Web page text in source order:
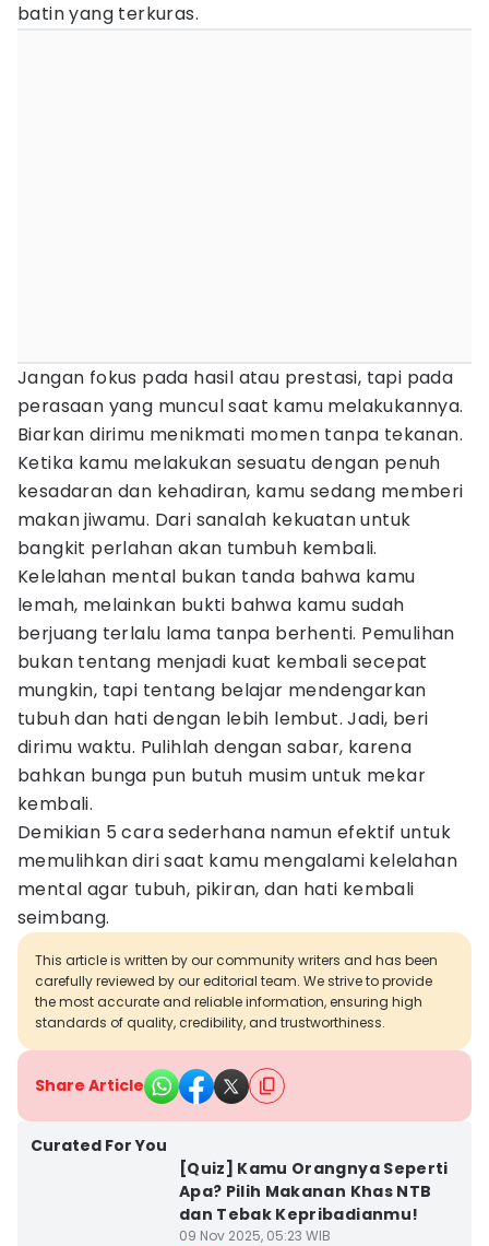
batin yang terkuras.
Jangan fokus pada hasil atau prestasi, tapi pada
perasaan yang muncul saat kamu melakukannya.
Biarkan dirimu menikmati momen tanpa tekanan.
Ketika kamu melakukan sesuatu dengan penuh
kesadaran dan kehadiran, kamu sedang memberi
makan jiwamu. Dari sanalah kekuatan untuk
bangkit perlahan akan tumbuh kembali.
Kelelahan mental bukan tanda bahwa kamu
lemah, melainkan bukti bahwa kamu sudah
berjuang terlalu lama tanpa berhenti. Pemulihan
bukan tentang menjadi kuat kembali secepat
mungkin, tapi tentang belajar mendengarkan
tubuh dan hati dengan lebih lembut. Jadi, beri
dirimu waktu. Pulihlah dengan sabar, karena
bahkan bunga pun butuh musim untuk mekar
kembali.
Demikian 5 cara sederhana namun efektif untuk
memulihkan diri saat kamu mengalami kelelahan
mental agar tubuh, pikiran, dan hati kembali
seimbang.
This article is written by our community writers and has been
carefully reviewed by our editorial team. We strive to provide
the most accurate and reliable information, ensuring high
standards of quality, credibility, and trustworthiness.
Share Article
Curated For You
[Quiz] Kamu Orangnya Seperti
Apa? Pilih Makanan Khas NTB
dan Tebak Kepribadianmu!
09 Nov 2025, 05:23 WIB